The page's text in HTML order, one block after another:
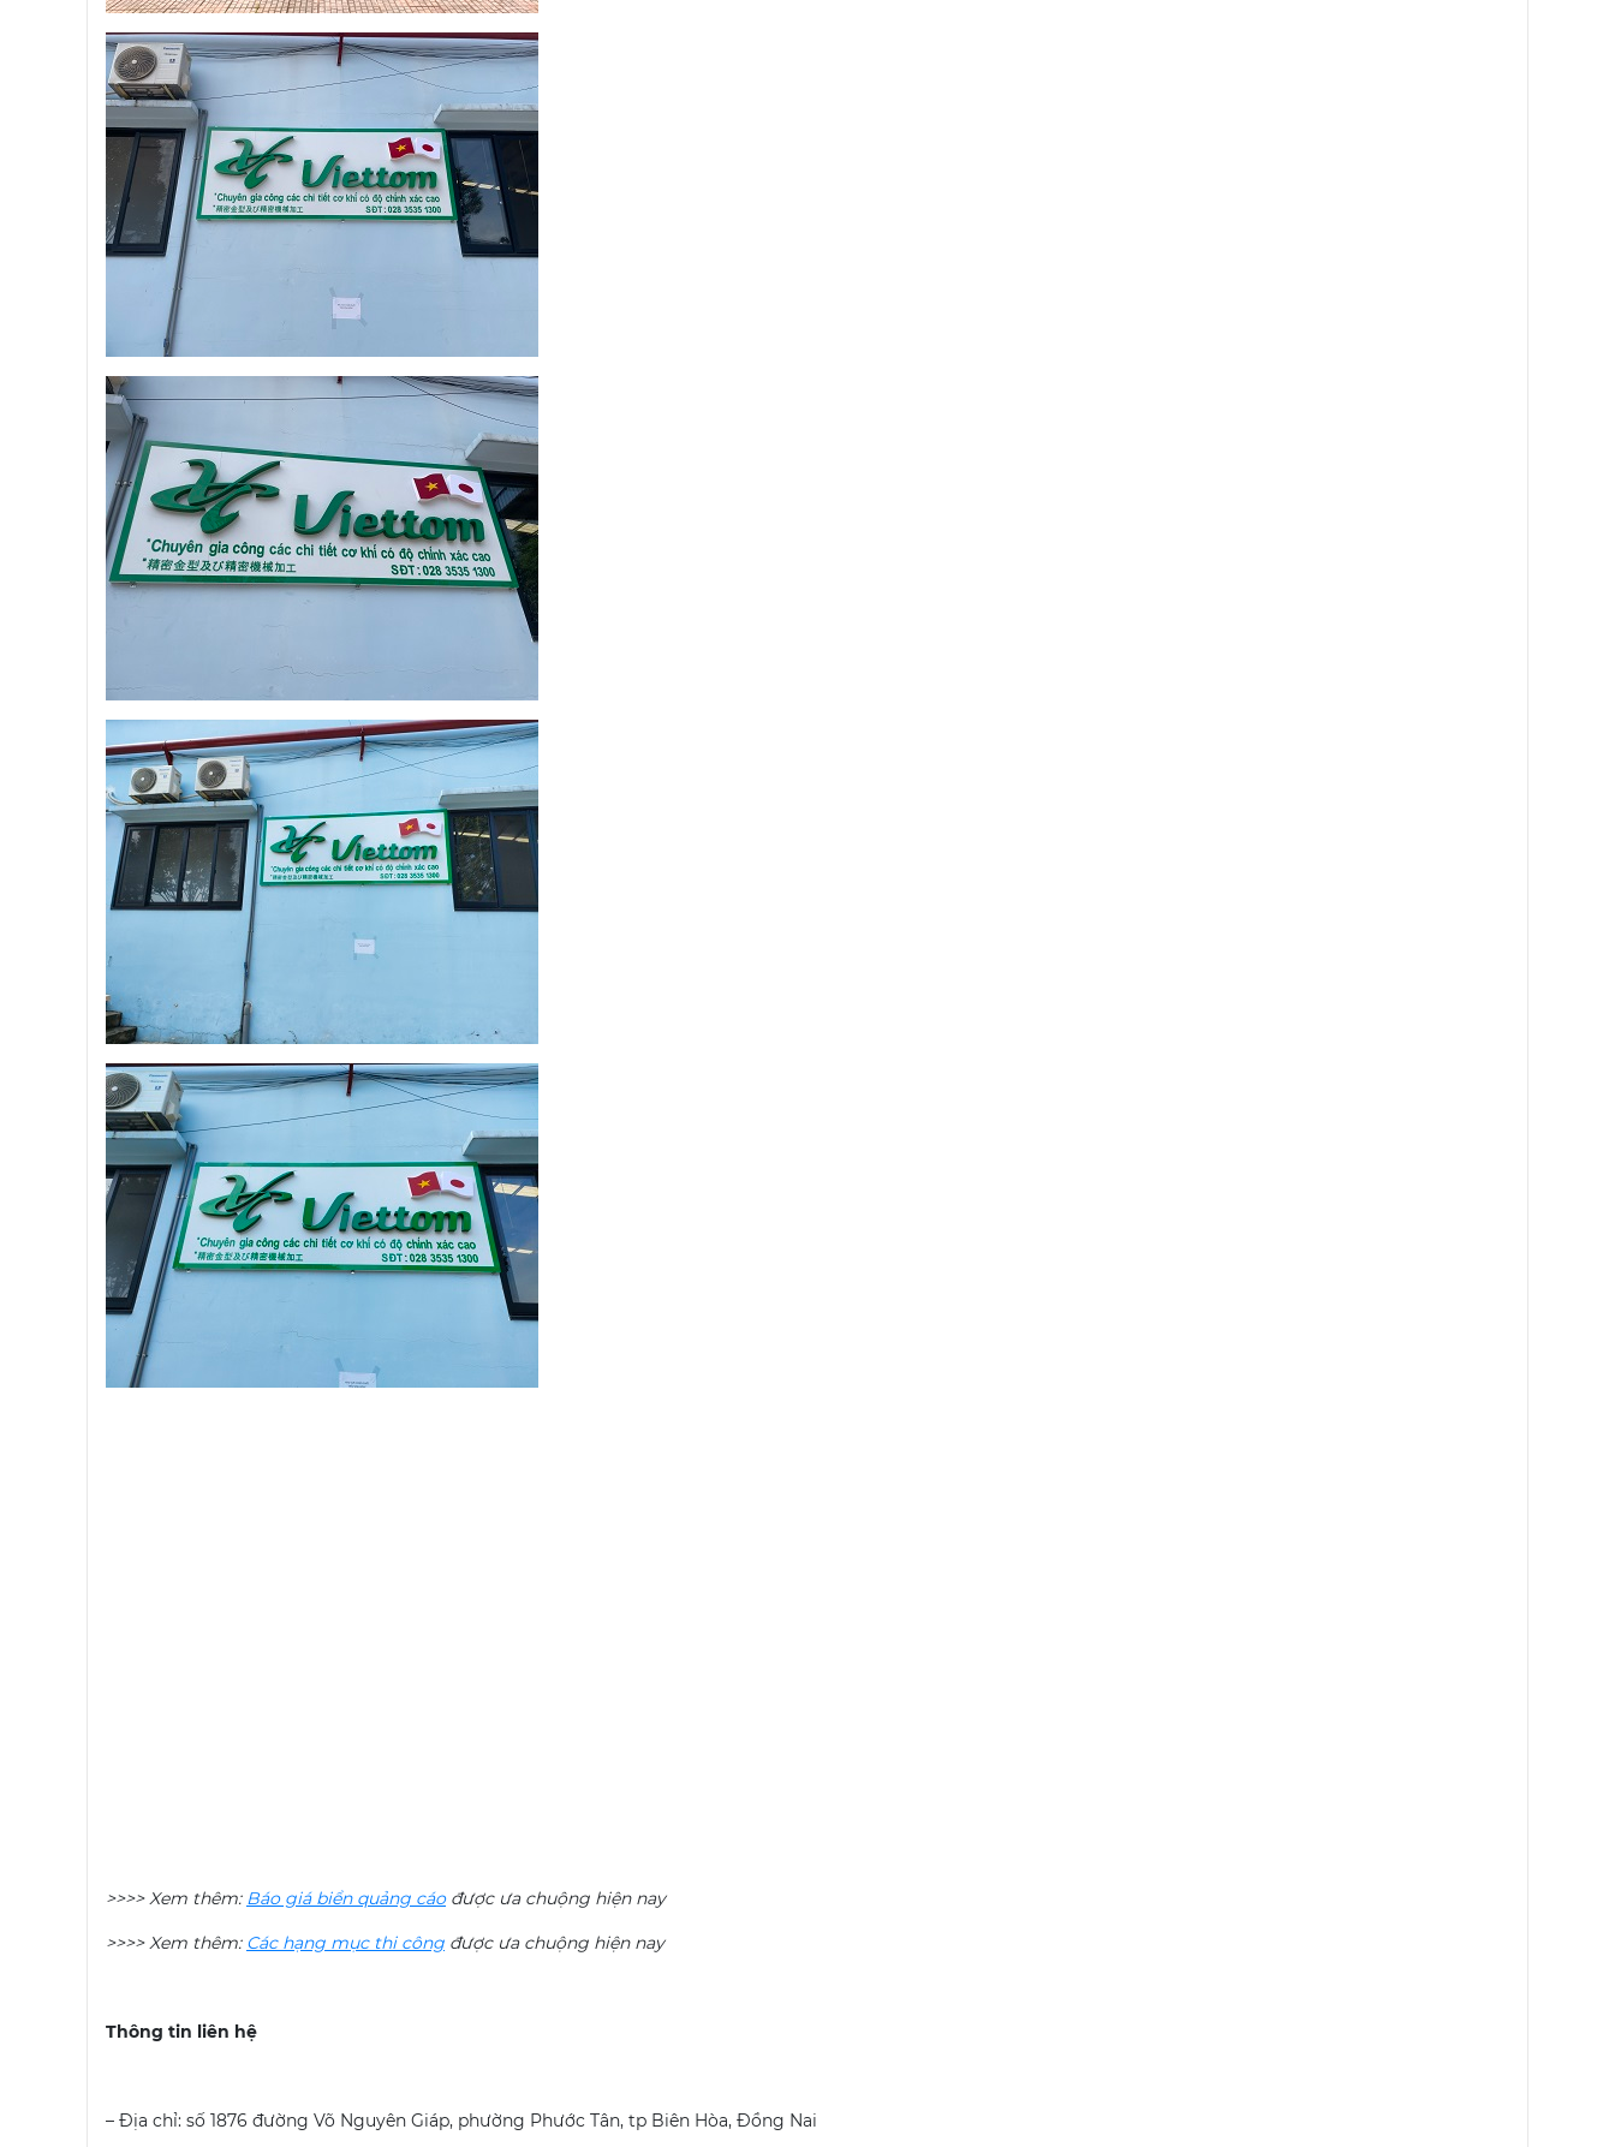
>>>> Xem thêm: Báo giá biển quảng cáođược ưa chuộng hiện nay
>>>> Xem thêm: Các hạng mục thi công được ưa chuộng hiện nay
Thông tin liên hệ
– Địa chỉ: số 1876 đường Võ Nguyên Giáp, phường Phước Tân, tp Biên Hòa, Đồng Nai